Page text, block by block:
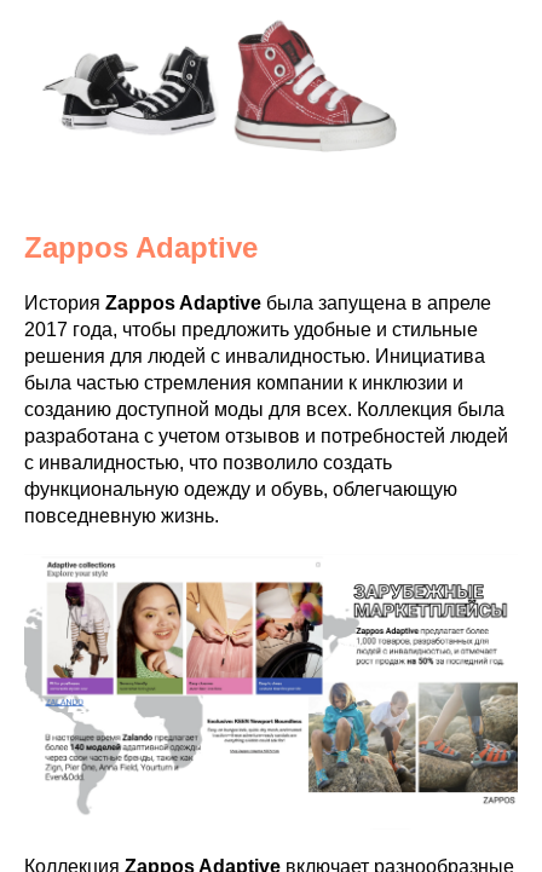
Zappos Adaptive
История Zappos Adaptive была запущена в апреле
2017 года, чтобы предложить удобные и стильные
решения для людей с инвалидностью. Инициатива
была частью стремления компании к инклюзии и
созданию доступной моды для всех. Коллекция была
разработана с учетом отзывов и потребностей людей
с инвалидностью, что позволило создать
функциональную одежду и обувь, облегчающую
повседневную жизнь.
Коллекция Zappos Adaptive включает разнообразные